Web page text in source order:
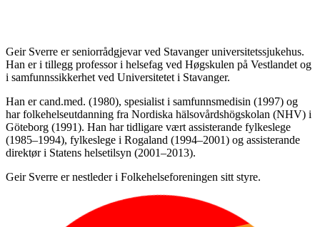
Geir Sverre er seniorrådgjevar ved Stavanger universitetssjukehus.
Han er i tillegg professor i helsefag ved Høgskulen på Vestlandet og
i samfunnssikkerhet ved Universitetet i Stavanger.
Han er cand.med. (1980), spesialist i samfunnsmedisin (1997) og
har folkehelseutdanning fra Nordiska hälsovårdshögskolan (NHV) i
Göteborg (1991). Han har tidligare vært assisterande fylkeslege
(1985–1994), fylkeslege i Rogaland (1994–2001) og assisterande
direktør i Statens helsetilsyn (2001–2013).
Geir Sverre er nestleder i Folkehelseforeningen sitt styre.